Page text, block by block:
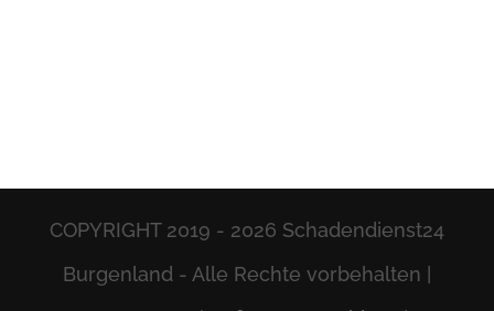
COPYRIGHT 2019 - 2026 Schadendienst24
Burgenland - Alle Rechte vorbehalten |